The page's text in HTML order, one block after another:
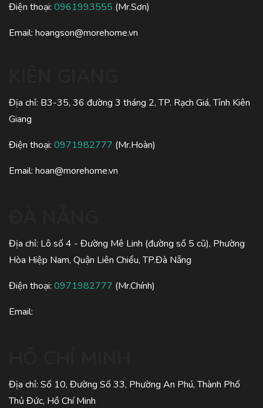
Điện thoại: 0961993555 (Mr.Sơn)
Email: hoangson@morehome.vn
Địa chỉ: B3-35, 36 đường 3 tháng 2, TP. Rạch Giá, Tỉnh Kiên
Giang
Điện thoại: 0971982777 (Mr.Hoàn)
Email: hoan@morehome.vn
Địa chỉ: Lô số 4 - Đường Mê Linh (đường số 5 cũ), Phường
Hòa Hiệp Nam, Quận Liên Chiểu, TP.Đà Nẵng
Điện thoại: 0971982777 (Mr.Chính)
Email:
Địa chỉ: Số 10, Đường Số 33, Phường An Phú, Thành Phố
Thủ Đức, Hồ Chí Minh